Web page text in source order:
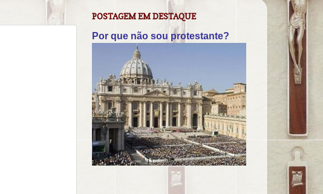
POSTAGEM EM DESTAQUE
Por que não sou protestante?